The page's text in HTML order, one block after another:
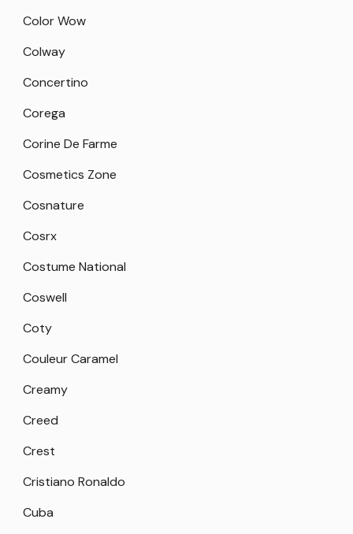
Color Wow
Colway
Concertino
Corega
Corine De Farme
Cosmetics Zone
Cosnature
Cosrx
Costume National
Coswell
Coty
Couleur Caramel
Creamy
Creed
Crest
Cristiano Ronaldo
Cuba